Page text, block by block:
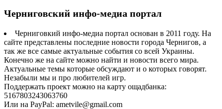
Черниговский инфо-медиа портал
Черниговкий инфо-медиа портал основан в 2011 году. На
сайте представлены последние новости города Чернигов, а
так же все самые актуальные события со всей Украины.
Конечно же на сайте можно найти и новости всего мира.
Актуальные темы которые обсуждают и о которых говорят.
Незабыли мы и про любителей игр.
Поддержать проект можно на карту ощадбанка:
5167803243063760
Или на PayPal: ametvile@gmail.com